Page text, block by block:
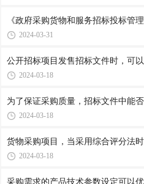
《政府采购货物和服务招标投标管
2024-03-31
公开招标项目发售招标文件时，可
2024-03-18
为了保证采购质量，招标文件中能
2024-03-18
货物采购项目，当采用综合评分法
2024-03-18
采购需求的产品技术参数设定可以